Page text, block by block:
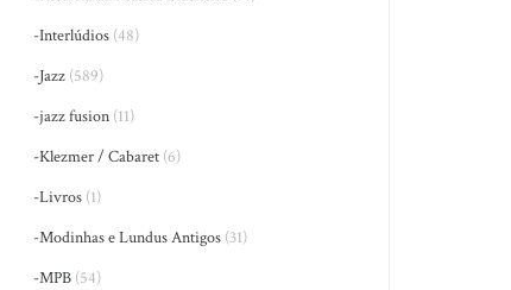
-Interlúdios (48)
-Jazz (589)
-jazz fusion (11)
-Klezmer / Cabaret (6)
-Livros (1)
-Modinhas e Lundus Antigos (31)
-MPB (54)